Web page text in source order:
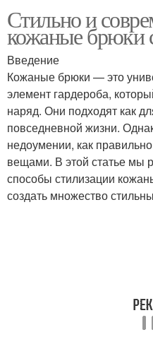
Образ в стиле
Образ для особого
случая
Вечерний стиль
Стильно и
кожаные брюки
Введение
Кожаные брюки — это
элемент гардероба,
наряд. Они подходят как
повседневной жизни.
недоумении, как
вещами. В этой статье мы
способы стилизации
создать множество